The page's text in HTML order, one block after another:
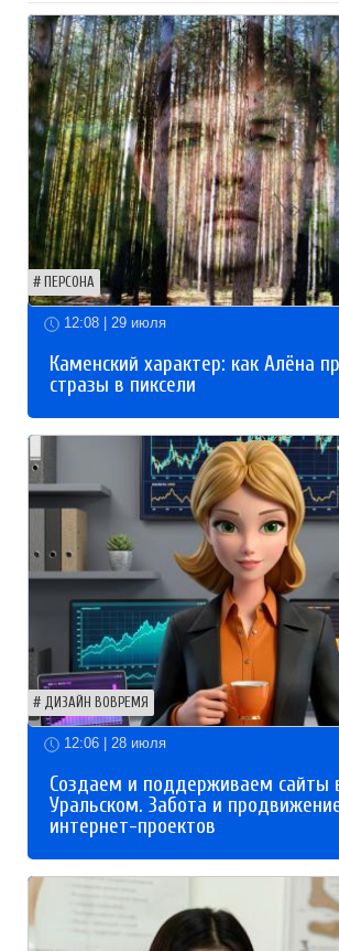
ПЕРСОНА
12:08 | 29 июля
Каменский характер: как Алёна
стразы в пиксели
ДИЗАЙН ВОВРЕМЯ
12:06 | 28 июля
Создаем и поддерживаем сайты
Уральском. Забота и
интернет-проектов